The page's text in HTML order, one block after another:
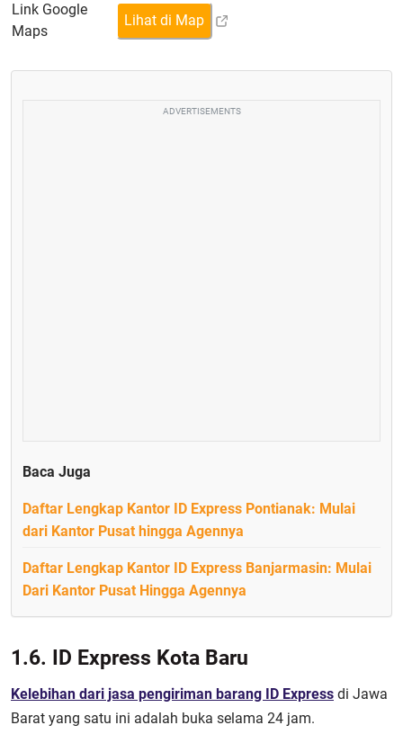
Link Google
Maps
Lihat di Map
ADVERTISEMENTS
Baca Juga
Daftar Lengkap Kantor ID Express Pontianak: Mulai
dari Kantor Pusat hingga Agennya
Daftar Lengkap Kantor ID Express Banjarmasin: Mulai
Dari Kantor Pusat Hingga Agennya
1.6. ID Express Kota Baru
Kelebihan dari jasa pengiriman barang ID Express di Jawa
Barat yang satu ini adalah buka selama 24 jam.